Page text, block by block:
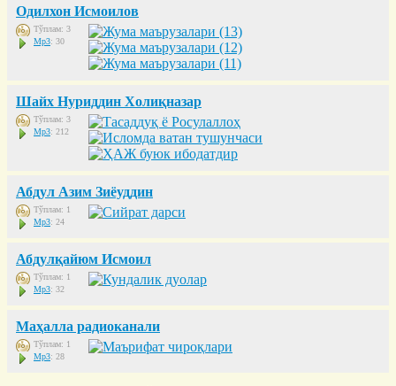
Одилхон Исмоилов
Тўплам: 3
Mp3: 30
Шайх Нуриддин Холиқназар
Тўплам: 3
Mp3: 212
Абдул Азим Зиёуддин
Тўплам: 1
Mp3: 24
Абдулқайюм Исмоил
Тўплам: 1
Mp3: 32
Маҳалла радиоканали
Тўплам: 1
Mp3: 28